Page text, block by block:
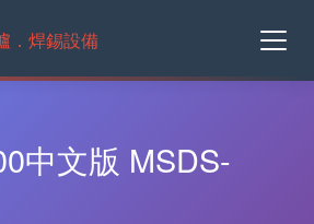
．焊錫設備
中文版 MSDS-